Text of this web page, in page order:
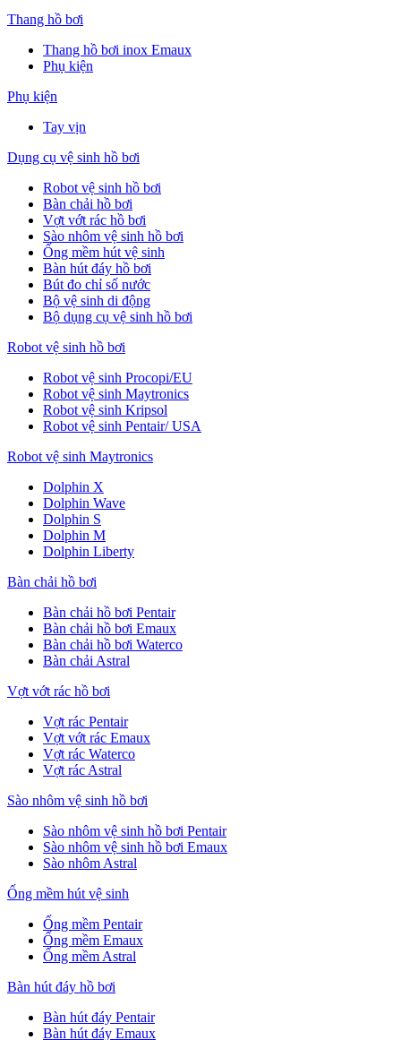
Thang hồ bơi
Thang hồ bơi inox Emaux
Phụ kiện
Phụ kiện
Tay vịn
Dụng cụ vệ sinh hồ bơi
Robot vệ sinh hồ bơi
Bàn chải hồ bơi
Vợt vớt rác hồ bơi
Sào nhôm vệ sinh hồ bơi
Ống mềm hút vệ sinh
Bàn hút đáy hồ bơi
Bút đo chỉ số nước
Bộ vệ sinh di động
Bộ dụng cụ vệ sinh hồ bơi
Robot vệ sinh hồ bơi
Robot vệ sinh Procopi/EU
Robot vệ sinh Maytronics
Robot vệ sinh Kripsol
Robot vệ sinh Pentair/ USA
Robot vệ sinh Maytronics
Dolphin X
Dolphin Wave
Dolphin S
Dolphin M
Dolphin Liberty
Bàn chải hồ bơi
Bàn chải hồ bơi Pentair
Bàn chải hồ bơi Emaux
Bàn chải hồ bơi Waterco
Bàn chải Astral
Vợt vớt rác hồ bơi
Vợt rác Pentair
Vợt vớt rác Emaux
Vợt rác Waterco
Vợt rác Astral
Sào nhôm vệ sinh hồ bơi
Sào nhôm vệ sinh hồ bơi Pentair
Sào nhôm vệ sinh hồ bơi Emaux
Sào nhôm Astral
Ống mềm hút vệ sinh
Ống mềm Pentair
Ống mềm Emaux
Ống mềm Astral
Bàn hút đáy hồ bơi
Bàn hút đáy Pentair
Bàn hút đáy Emaux